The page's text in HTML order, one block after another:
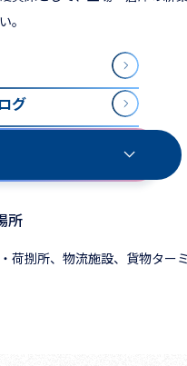
。
グ
所
荷捌所、物流施設、貨物ター